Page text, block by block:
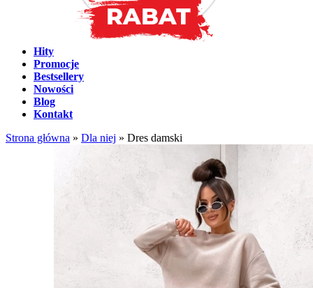
Hity
Promocje
Bestsellery
Nowości
Blog
Kontakt
Strona główna » Dla niej » Dres damski